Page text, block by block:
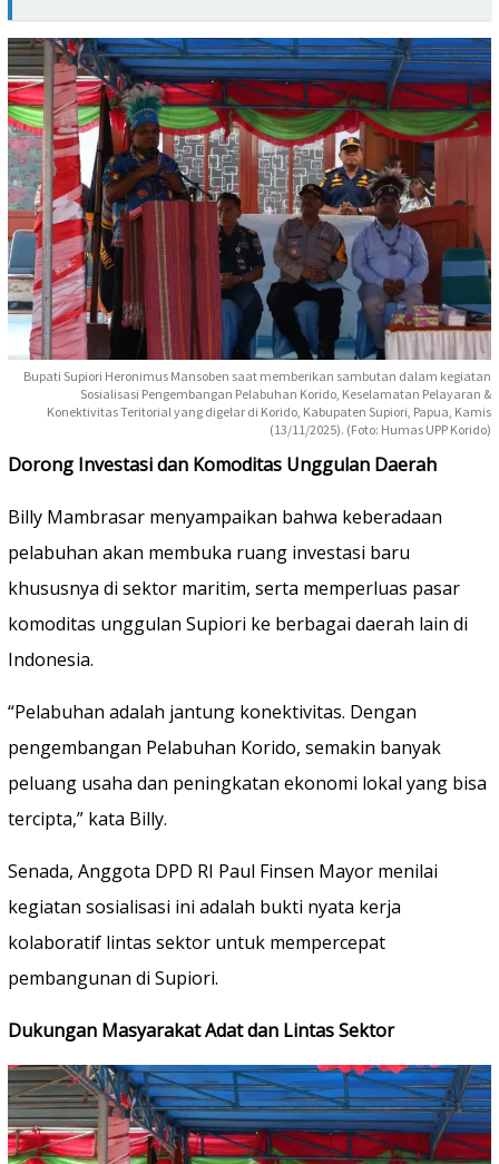
Bupati Supiori Heronimus Mansoben saat memberikan sambutan dalam kegiatan
Sosialisasi Pengembangan Pelabuhan Korido, Keselamatan Pelayaran &
Konektivitas Teritorial yang digelar di Korido, Kabupaten Supiori, Papua, Kamis
(13/11/2025). (Foto: Humas UPP Korido)
Dorong Investasi dan Komoditas Unggulan Daerah
Billy Mambrasar menyampaikan bahwa keberadaan
pelabuhan akan membuka ruang investasi baru
khususnya di sektor maritim, serta memperluas pasar
komoditas unggulan Supiori ke berbagai daerah lain di
Indonesia.
“Pelabuhan adalah jantung konektivitas. Dengan
pengembangan Pelabuhan Korido, semakin banyak
peluang usaha dan peningkatan ekonomi lokal yang bisa
tercipta,” kata Billy.
Senada, Anggota DPD RI Paul Finsen Mayor menilai
kegiatan sosialisasi ini adalah bukti nyata kerja
kolaboratif lintas sektor untuk mempercepat
pembangunan di Supiori.
Dukungan Masyarakat Adat dan Lintas Sektor